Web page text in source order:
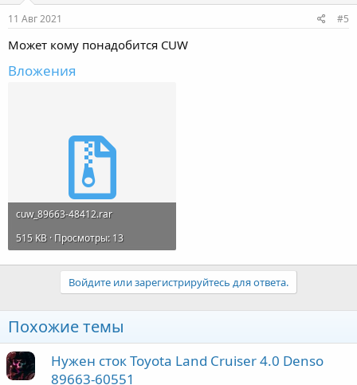
11 Авг 2021 #5
Может кому понадобится CUW
Вложения
cuw_89663-48412.rar
515 KB · Просмотры: 13
Войдите или зарегистрируйтесь для ответа.
Похожие темы
Нужен сток Toyota Land Cruiser 4.0 Denso
89663-60551